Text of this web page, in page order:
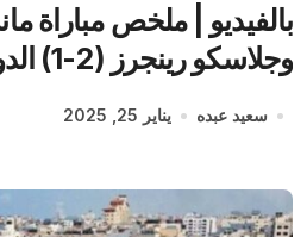
بالفيديو | ملخص مباراة
وجلاسكو رينجرز (2-1) الدوري الاوروبي
سعيد عبده يناير 25, 2025